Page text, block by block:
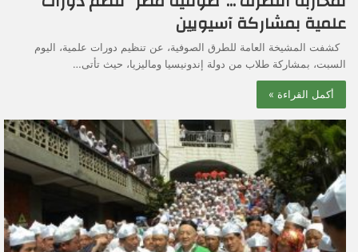
علمية بمشاركة آسيويين
كشفت المشيخة العامة للطرق الصوفية، عن تنظيم دورات علمية، اليوم
السبت، بمشاركة طلاب من دولة إندونيسيا وماليزيا، حيث تأتى…
أكمل القراءة »